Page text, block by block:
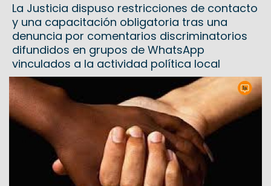
La Justicia dispuso restricciones de contacto
y una capacitación obligatoria tras una
denuncia por comentarios discriminatorios
difundidos en grupos de WhatsApp
vinculados a la actividad política local